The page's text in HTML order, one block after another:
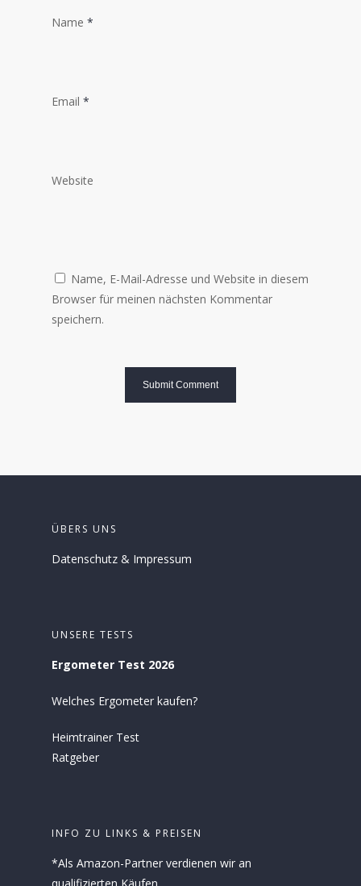
Name *
Email *
Website
Name, E-Mail-Adresse und Website in diesem
Browser für meinen nächsten Kommentar
speichern.
ÜBERS UNS
Datenschutz & Impressum
UNSERE TESTS
Ergometer Test 2026
Welches Ergometer kaufen?
Heimtrainer Test
Ratgeber
INFO ZU LINKS & PREISEN
*Als Amazon-Partner verdienen wir an